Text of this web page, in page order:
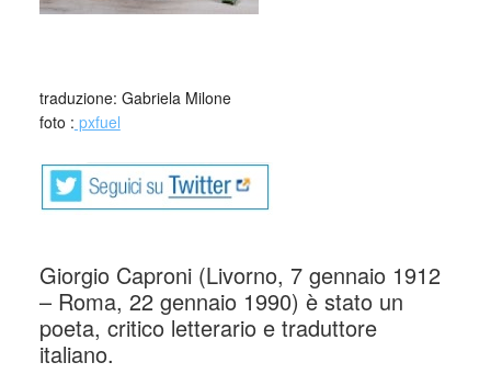
traduzione: Gabriela Milone
foto : pxfuel
Giorgio Caproni (Livorno, 7 gennaio 1912
– Roma, 22 gennaio 1990) è stato un
poeta, critico letterario e traduttore
italiano.